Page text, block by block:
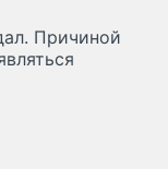
Причиной